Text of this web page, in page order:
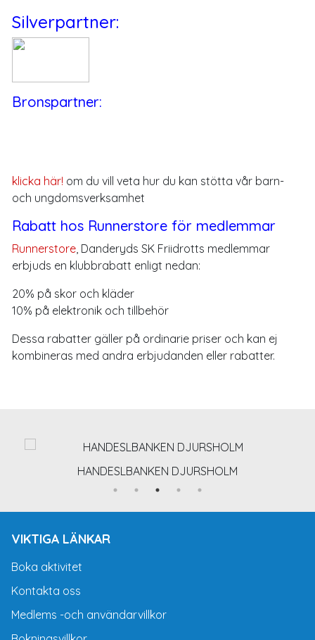
Silverpartner:
Bronspartner:
klicka här! om du vill veta hur du kan stötta vår barn-
och ungdomsverksamhet
Rabatt hos Runnerstore för medlemmar
Runnerstore , Danderyds SK Friidrotts medlemmar
erbjuds en klubbrabatt enligt nedan:
20% på skor och kläder
10% på elektronik och tillbehör
Dessa rabatter gäller på ordinarie priser och kan ej
kombineras med andra erbjudanden eller rabatter.
HANDESLBANKEN DJURSHOLM
VIKTIGA LÄNKAR
Boka aktivitet
Kontakta oss
Medlems -och användarvillkor